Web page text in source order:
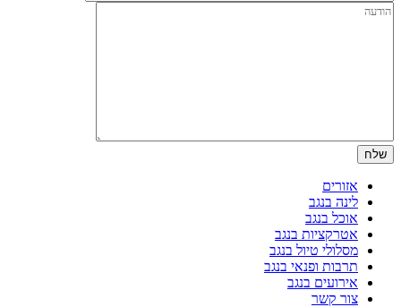
אזורים
לינה בנגב
אוכל בנגב
אטרקציות בנגב
מסלולי טיול בנגב
תרבות ופנאי בנגב
אירועים בנגב
צור קשר